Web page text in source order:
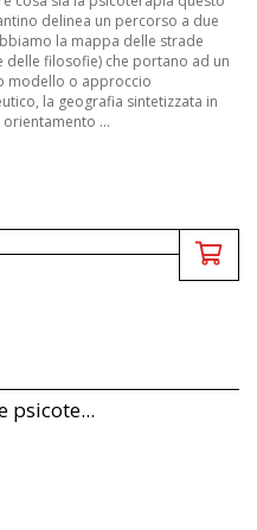
delinea un percorso a due
la mappa delle strade
delle filosofie) che portano ad un
modello o approccio
la geografia sintetizzata in
...
psicote...